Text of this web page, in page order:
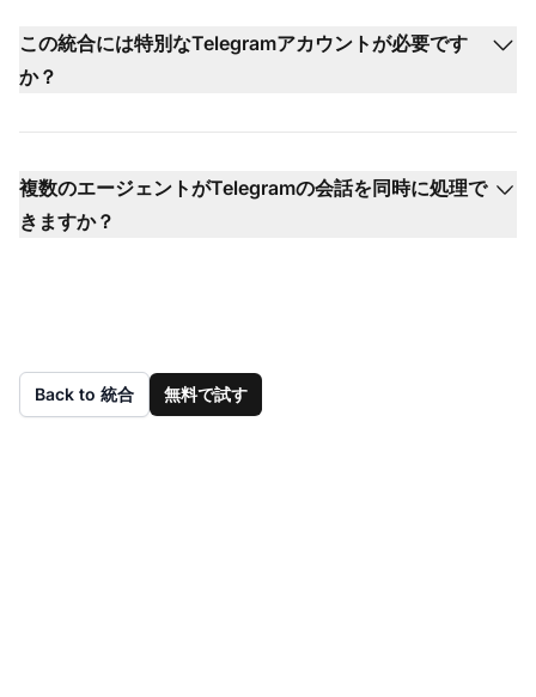
この統合には特別なTelegramアカウントが必要です
か？
複数のエージェントがTelegramの会話を同時に処理で
きますか？
Back to 統合 無料で試す